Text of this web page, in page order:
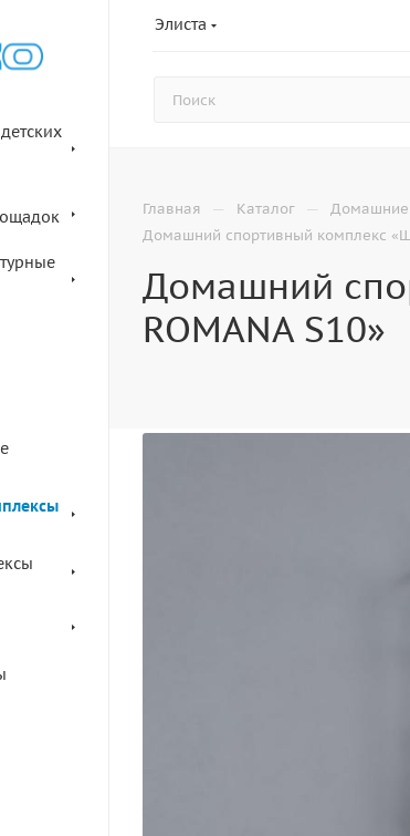
Элиста
Главная — Каталог — Домашние
Домашний спортивный комплекс
Домашний
ROMANA S10»